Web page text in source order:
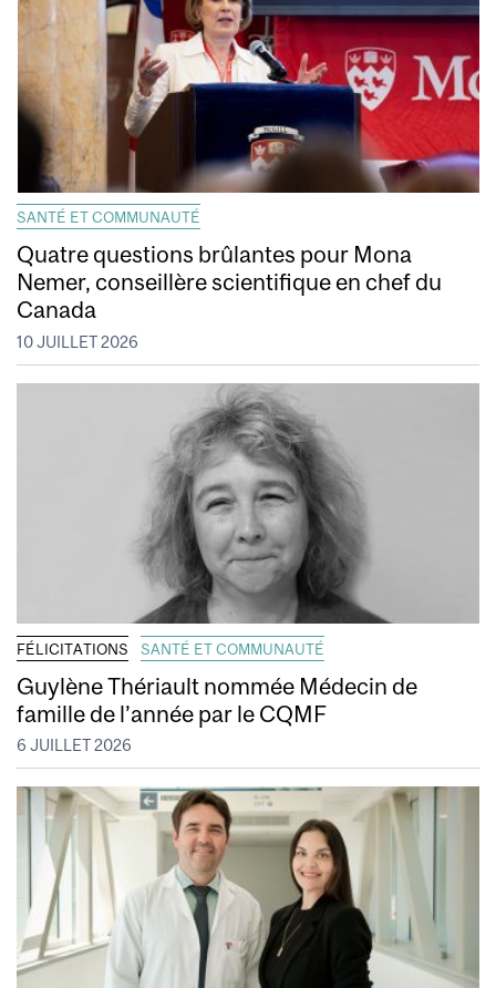
SANTÉ ET COMMUNAUTÉ
Quatre questions brûlantes pour Mona
Nemer, conseillère scientifique en chef du
Canada
10 JUILLET 2026
FÉLICITATIONS SANTÉ ET COMMUNAUTÉ
Guylène Thériault nommée Médecin de
famille de l’année par le CQMF
6 JUILLET 2026